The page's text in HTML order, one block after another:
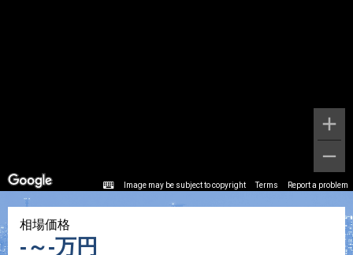
相場価格
-～-万円
Image may be subject to copyright Terms Report a problem